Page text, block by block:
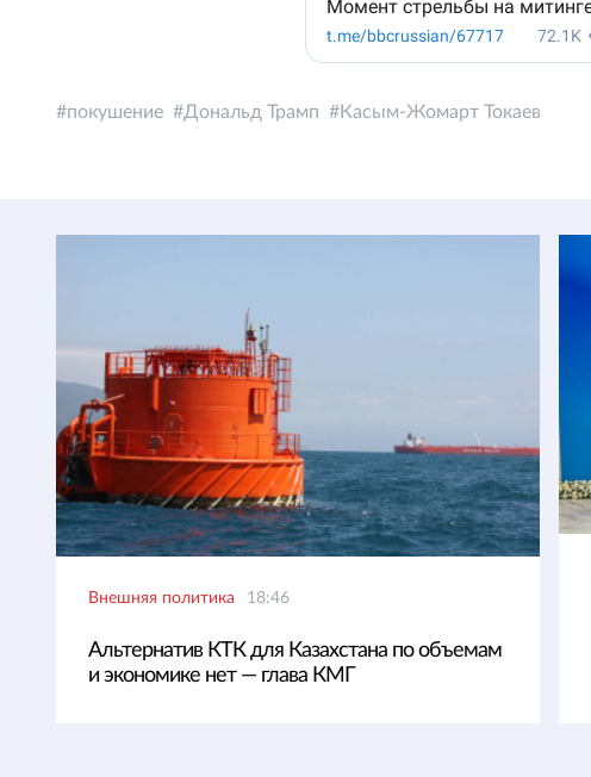
покушение Дональд Трамп Касым-Жомарт Токаев
Внешняя политика 18:46
Альтернатив КТК для Казахстана по объемам
и экономике нет — глава КМГ